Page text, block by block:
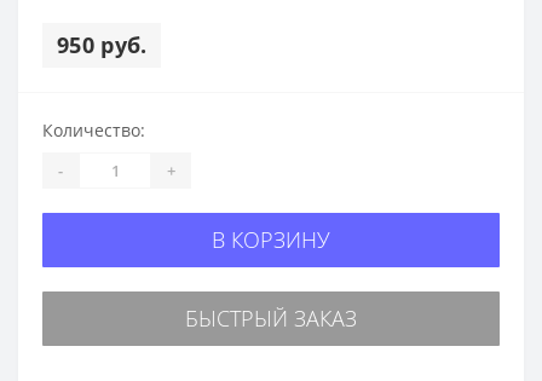
950 руб.
Количество:
- +
В КОРЗИНУ
БЫСТРЫЙ ЗАКАЗ